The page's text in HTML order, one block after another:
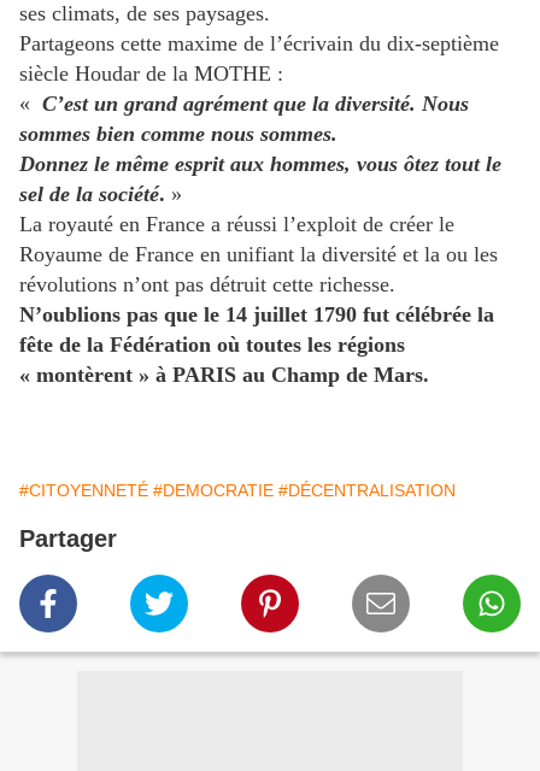
ses climats, de ses paysages.
Partageons cette maxime de l’écrivain du dix-septième
siècle Houdar de la MOTHE :
« C’est un grand agrément que la diversité. Nous
sommes bien comme nous sommes.
Donnez le même esprit aux hommes, vous ôtez tout le
sel de la société. »
La royauté en France a réussi l’exploit de créer le
Royaume de France en unifiant la diversité et la ou les
révolutions n’ont pas détruit cette richesse.
N’oublions pas que le 14 juillet 1790 fut célébrée la
fête de la Fédération où toutes les régions
« montèrent » à PARIS au Champ de Mars.
#CITOYENNETÉ #DEMOCRATIE #DÉCENTRALISATION
Partager